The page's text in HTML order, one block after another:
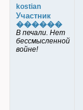
kostian
Участник
������
В печали. Нет
бессмысленной
войне!